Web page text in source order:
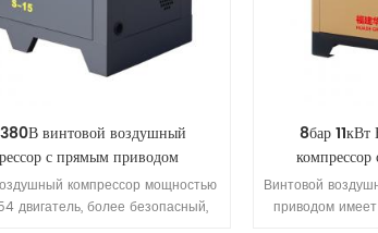
380В винтовой воздушный
с прямым приводом
компрессор мощностью
двигатель, более безопасный,
8бар
Винтовой
приводом